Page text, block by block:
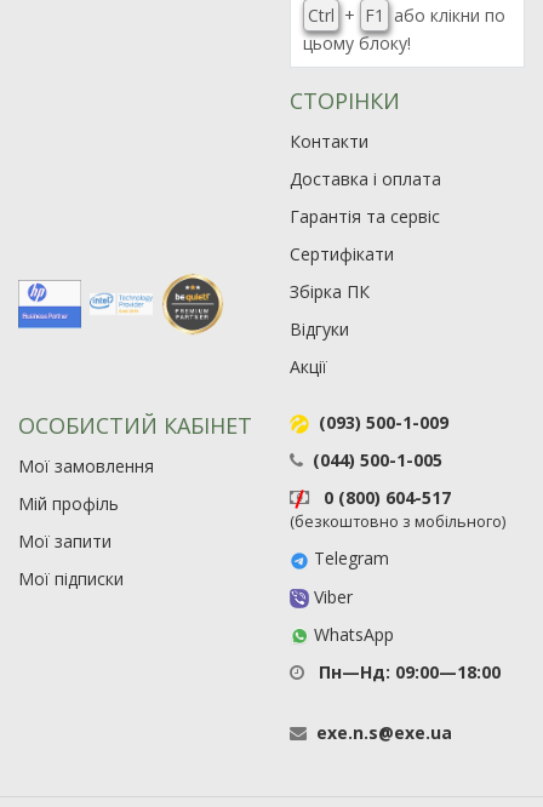
Ctrl + F1
або клікни по
цьому блоку!
СТОРІНКИ
Контакти
Доставка і оплата
Гарантія та сервіс
Сертифікати
Збірка ПК
Відгуки
Акції
ОСОБИСТИЙ КАБІНЕТ
Мої замовлення
Мій профіль
Мої запити
Мої підписки
(093) 500-1-009
(044) 500-1-005
0 (800) 604-517
(безкоштовно з мобільного)
Telegram
Viber
WhatsApp
Пн—Нд: 09:00—18:00
exe.n.s@exe.ua